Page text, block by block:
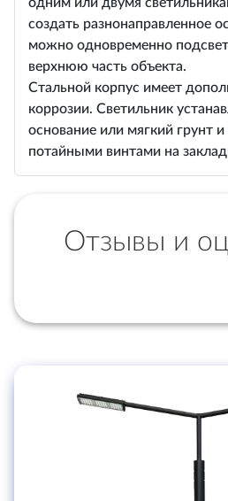
создать разнонаправленное
можно одновременно
верхнюю часть объекта.
Стальной корпус имеет
коррозии. Светильник
основание или мягкий грунт и
потайными винтами на
Отзывы и